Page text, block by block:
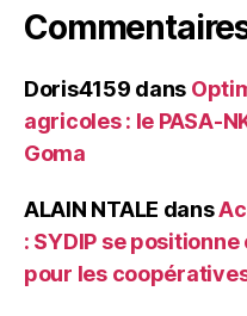
Doris4159 dans
agricoles : le PASA-
Goma
ALAIN NTALE dans
: SYDIP se
pour les